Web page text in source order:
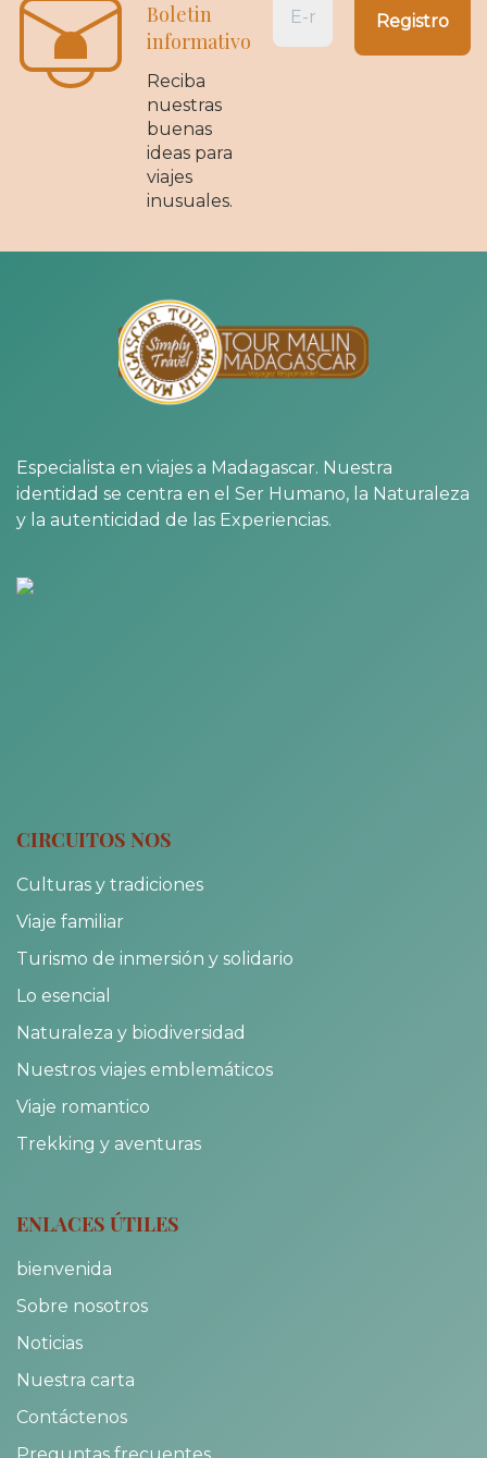
Boletin
informativo
Reciba
nuestras
buenas
ideas para
viajes
inusuales.
Especialista en viajes a Madagascar. Nuestra
identidad se centra en el Ser Humano, la Naturaleza
y la autenticidad de las Experiencias.
CIRCUITOS NOS
Culturas y tradiciones
Viaje familiar
Turismo de inmersión y solidario
Lo esencial
Naturaleza y biodiversidad
Nuestros viajes emblemáticos
Viaje romantico
Trekking y aventuras
ENLACES ÚTILES
bienvenida
Sobre nosotros
Noticias
Nuestra carta
Contáctenos
Preguntas frecuentes